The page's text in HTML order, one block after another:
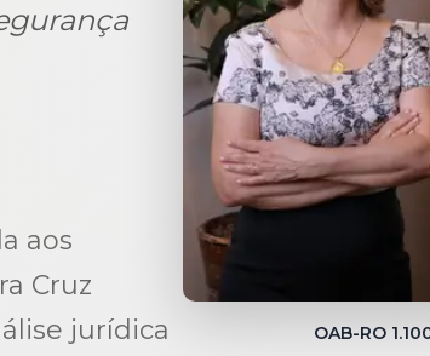
aos
Cruz
jurídica
OAB-RO